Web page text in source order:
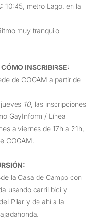
: 10:45, metro Lago, en la
muy tranquilo
INSCRIBIRSE:
de COGAM a partir de
10, las inscripciones
GayInform / Línea
a viernes de 17h a 21h,
COGAM.
:
la Casa de Campo con
usando carril bici y
Pilar y de ahí a la